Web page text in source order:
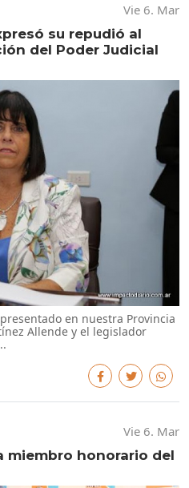
Vie 6. Mar
su repudió al
del Poder Judicial
en nuestra Provincia
Allende y el legislador
Vie 6. Mar
miembro honorario del